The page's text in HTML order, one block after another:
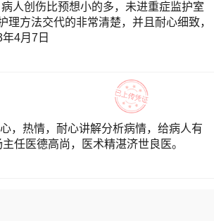
人创伤比预想小的多，未进重症监护室
方法交代的非常清楚，并且耐心细致，
4月7日
，热情，耐心讲解分析病情，给病人有
任医德高尚，医术精湛济世良医。